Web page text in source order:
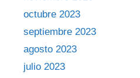
octubre 2023
septiembre 2023
agosto 2023
julio 2023